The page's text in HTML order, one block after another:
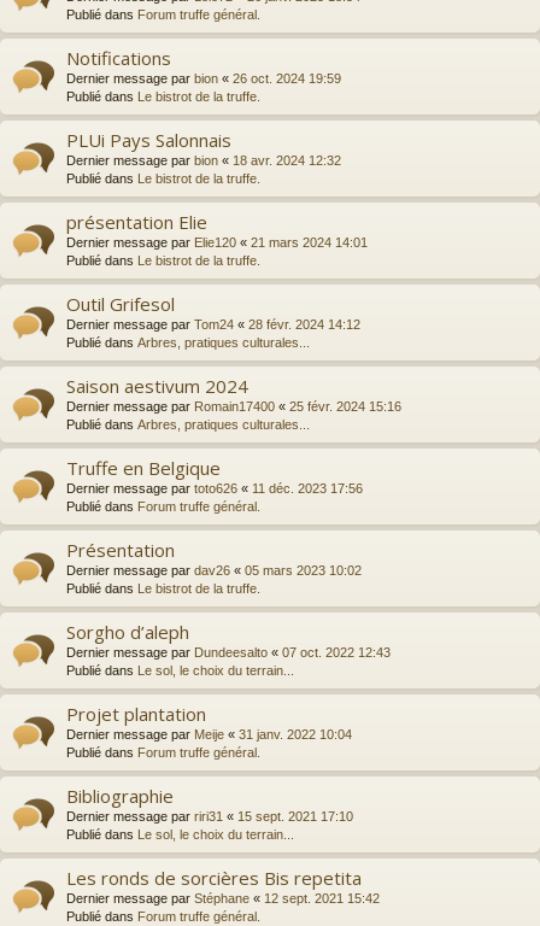
Publié dans Forum truffe général.
Notifications
Dernier message par bion « 26 oct. 2024 19:59
Publié dans
Le bistrot de la truffe.
PLUi Pays Salonnais
Dernier message par bion « 18 avr. 2024 12:32
Publié dans
Le bistrot de la truffe.
présentation Elie
Dernier message par Elie120 « 21 mars 2024 14:01
Publié dans
Le bistrot de la truffe.
Outil Grifesol
Dernier message par Tom24 « 28 févr. 2024 14:12
Publié dans Arbres, pratiques culturales...
Saison aestivum 2024
Dernier message par Romain17400 « 25 févr. 2024 15:16
Publié dans Arbres, pratiques culturales...
Truffe en Belgique
Dernier message par toto626 « 11 déc. 2023 17:56
Publié dans Forum truffe général.
Présentation
Dernier message par dav26 « 05 mars 2023 10:02
Publié dans
Le bistrot de la truffe.
Sorgho d’aleph
Dernier message par Dundeesalto « 07 oct. 2022 12:43
Publié dans
Le sol, le choix du terrain...
Projet plantation
Dernier message par Meije « 31 janv. 2022 10:04
Publié dans Forum truffe général.
Bibliographie
Dernier message par riri31 « 15 sept. 2021 17:10
Publié dans
Le sol, le choix du terrain...
Les ronds de sorcières Bis repetita
Dernier message par Stéphane « 12 sept. 2021 15:42
Publié dans Forum truffe général.